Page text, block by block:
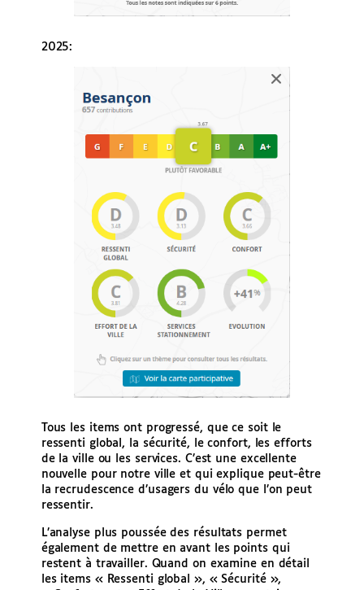
2025:
Tous les items ont progressé, que ce soit le
ressenti global, la sécurité, le confort, les efforts
de la ville ou les services. C’est une excellente
nouvelle pour notre ville et qui explique peut-être
la recrudescence d’usagers du vélo que l’on peut
ressentir.
L’analyse plus poussée des résultats permet
également de mettre en avant les points qui
restent à travailler. Quand on examine en détail
les items « Ressenti global », « Sécurité »,